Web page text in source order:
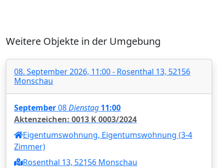
Weitere Objekte in der Umgebung
08. September 2026, 11:00 - Rosenthal 13, 52156
Monschau
September08Dienstag 11:00
Aktenzeichen: 0013 K 0003/2024
Eigentumswohnung, Eigentumswohnung (3-4
Zimmer)
Rosenthal 13, 52156 Monschau